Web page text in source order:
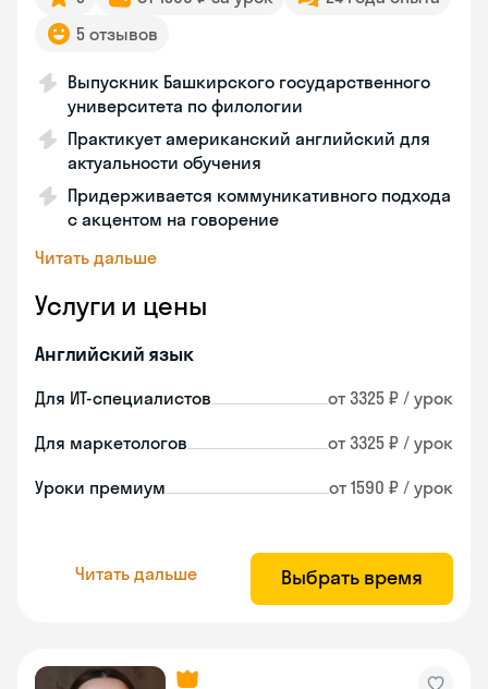
5 отзывов
Выпускник Башкирского государственного
университета по филологии
Практикует американский английский для
актуальности обучения
Придерживается коммуникативного подхода
с акцентом на говорение
Читать дальше
Услуги и цены
Английский язык
Для ИТ-специалистов от 3325 ₽ / урок
Для маркетологов от 3325 ₽ / урок
Уроки премиум от 1590 ₽ / урок
Читать дальше Выбрать время